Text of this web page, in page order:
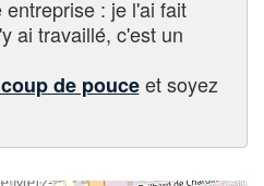
: je l'ai fait
ai travaillé, c'est un
de pouceet soyez